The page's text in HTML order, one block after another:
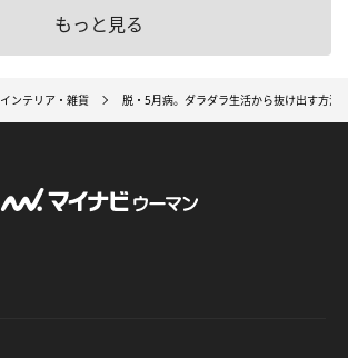
もっと見る
インテリア・雑貨 脱・5月病。ダラダラ生活から抜け出す方法